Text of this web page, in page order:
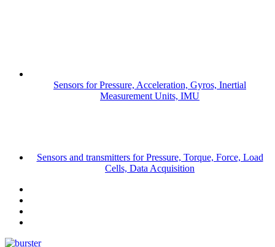
Sensors for Pressure, Acceleration, Gyros, Inertial
Measurement Units, IMU
Sensors and transmitters for Pressure, Torque, Force, Load
Cells, Data Acquisition